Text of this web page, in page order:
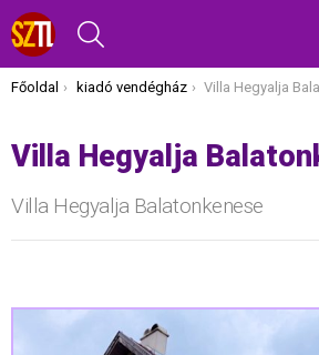
Itt vagy most:
Főoldal kiadó vendégház Villa Hegyalja
Villa Hegyalja
Villa Hegyalja Balatonkenese